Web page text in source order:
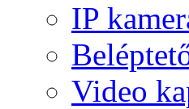
IP
Video